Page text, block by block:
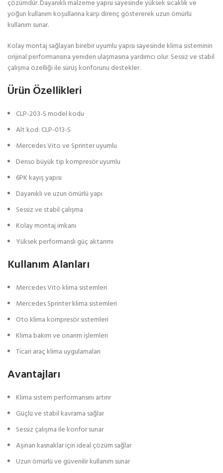
çözümdür. Dayanıklı malzeme yapısı sayesinde yüksek sıcaklık ve
yoğun kullanım koşullarına karşı direnç göstererek uzun ömürlü
kullanım sunar.
Kolay montaj sağlayan birebir uyumlu yapısı sayesinde klima sisteminin
orijinal performansına yeniden ulaşmasına yardımcı olur. Sessiz ve stabil
çalışma özelliği ile sürüş konforunu destekler.
Ürün Özellikleri
CLP-203-S model kodu
Alt kod: CLP-013-S
Mercedes Vito ve Sprinter uyumlu
Denso büyük tip kompresör uyumlu
6PK kayış yapısı
Dayanıklı ve uzun ömürlü yapı
Sessiz ve stabil çalışma
Kolay montaj imkanı
Yüksek performanslı güç aktarımı
Kullanım Alanları
Mercedes Vito klima sistemleri
Mercedes Sprinter klima sistemleri
Oto klima kompresör sistemleri
Klima bakım ve onarım işlemleri
Ticari araç klima uygulamaları
Avantajları
Klima sistem performansını artırır
Güçlü ve stabil kavrama sağlar
Sessiz çalışma ile konfor sunar
Aşınan kasnaklar için ideal çözüm sağlar
Uzun ömürlü ve güvenilir kullanım sunar